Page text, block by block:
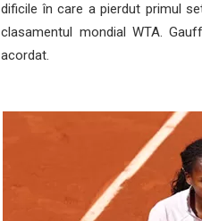
dificile în care a pierdut primul
clasamentul mondial WTA.
acordat.